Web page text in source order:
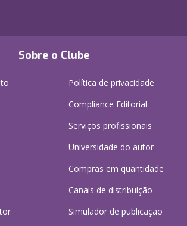
Sobre o Clube
Política de privacidade
Compliance Editorial
Serviços profissionais
Universidade do autor
Compras em quantidade
Canais de distribuição
Simulador de publicação